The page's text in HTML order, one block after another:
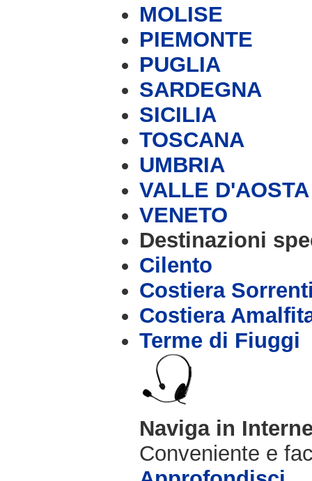
MOLISE
PIEMONTE
PUGLIA
SARDEGNA
SICILIA
TOSCANA
UMBRIA
VALLE D'AOSTA
VENETO
Destinazioni
Cilento
Costiera
Costiera
Terme di Fiuggi
Naviga in
Conveniente e